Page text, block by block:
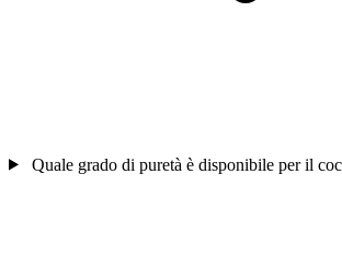
Quale grado di puretà è disponibile per il